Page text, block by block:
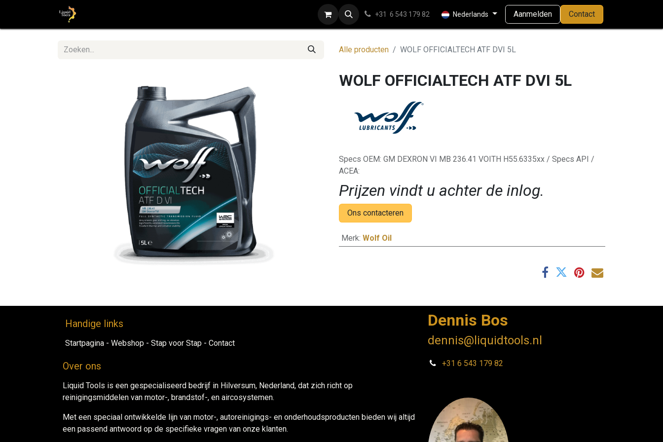
+31 6 543 179 82 Nederlands Aanmelden Contact
Alle producten WOLF OFFICIALTECH ATF DVI 5L
WOLF OFFICIALTECH ATF DVI 5L
Specs OEM: GM DEXRON VI MB 236.41 VOITH H55.6335xx / Specs API /
ACEA:
Prijzen vindt u achter de inlog.
Ons contacteren
Merk: Wolf Oil
Handig​e links
Startpagina - Webshop​ - Stap voor ​Sta​​p​ - Contact
Over ons
Liquid Tools is een gespecialiseerd bedrijf in Hilversum, Nederland, dat zich richt op
reinigingsmiddelen van motor-, brandstof-, en aircosystemen.
Met een speciaal ontwikkelde lijn van motor-, autoreinigings- en onderhoudsproducten bieden wij altijd
een passend antwoord op de specifieke vragen van onze klanten.
Dennis Bos
dennis@liquidtools.nl
+31 6 543 179 82